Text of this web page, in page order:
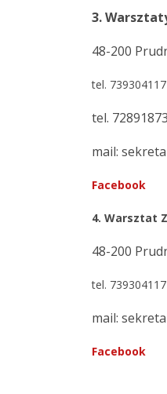
3.
48-200
tel. 739304117
tel.
mail:
Facebook
4. Warsztat
48-200
tel. 739304117
mail:
Facebook